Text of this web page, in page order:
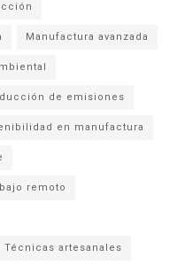
Manufactura avanzada
de emisiones
en manufactura
remoto
Técnicas artesanales